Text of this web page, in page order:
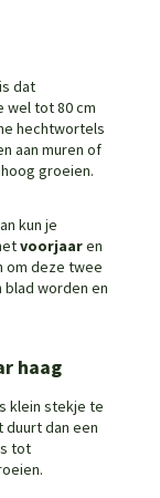
dat
wel tot 80 cm
hechtwortels
aan muren of
groeien.
kun je
voorjaaren
om deze twee
blad worden en
haag
klein stekje te
dan een
tot